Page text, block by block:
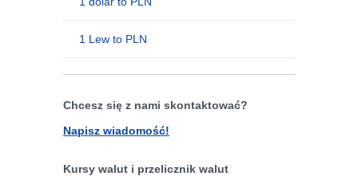
1 Lew to PLN
Chcesz się z nami skontaktować?
Napisz wiadomość!
Kursy walut i przelicznik walut